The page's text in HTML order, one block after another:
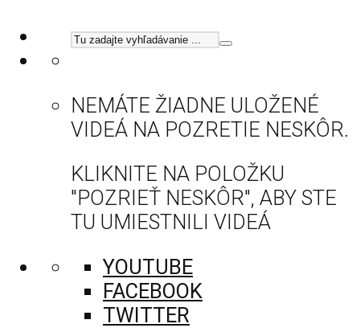
NEMÁTE ŽIADNE ULOŽENÉ
VIDEÁ NA POZRETIE NESKÔR.
KLIKNITE NA POLOŽKU
"POZRIEŤ NESKÔR", ABY STE
TU UMIESTNILI VIDEÁ
YOUTUBE
FACEBOOK
TWITTER